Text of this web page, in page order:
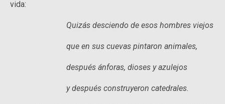
vida:
Quizás desciendo de esos hombres viejos
que en sus cuevas pintaron animales,
después ánforas, dioses y azulejos
y después construyeron catedrales.